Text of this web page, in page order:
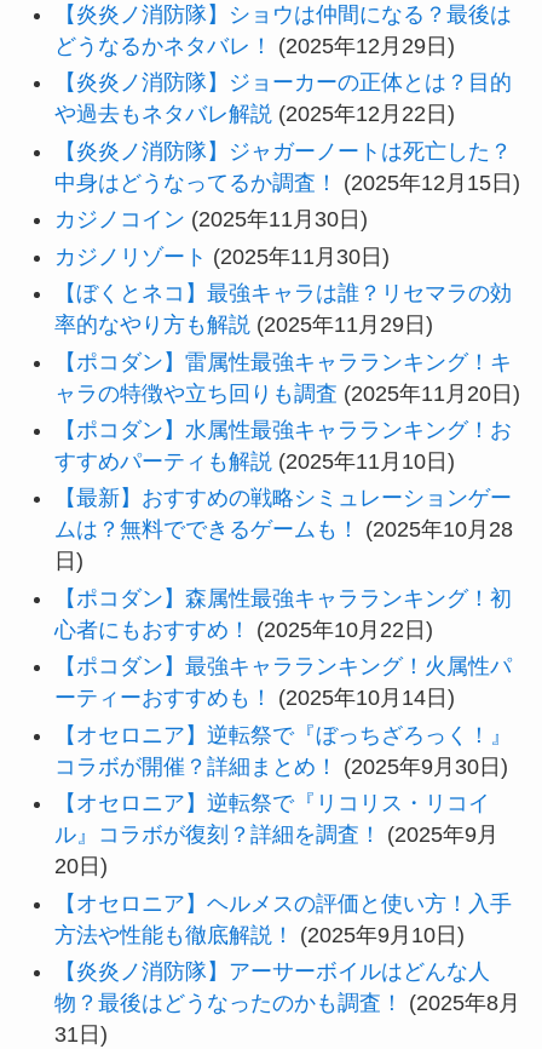
【炎炎ノ消防隊】ショウは仲間になる？最後は
どうなるかネタバレ！
(2025年12月29日)
【炎炎ノ消防隊】ジョーカーの正体とは？目的
や過去もネタバレ解説 (2025年12月22日)
【炎炎ノ消防隊】ジャガーノートは死亡した？
中身はどうなってるか調査！
(2025年12月15日)
カジノコイン (2025年11月30日)
カジノリゾート (2025年11月30日)
【ぼくとネコ】最強キャラは誰？リセマラの効
率的なやり方も解説 (2025年11月29日)
【ポコダン】雷属性最強キャラランキング！キ
ャラの特徴や立ち回りも調査 (2025年11月20日)
【ポコダン】水属性最強キャラランキング！お
すすめパーティも解説 (2025年11月10日)
【最新】おすすめの戦略シミュレーションゲー
ムは？無料でできるゲームも！
(2025年10月28
日)
【ポコダン】森属性最強キャラランキング！初
心者にもおすすめ！
(2025年10月22日)
【ポコダン】最強キャラランキング！火属性パ
ーティーおすすめも！
(2025年10月14日)
【オセロニア】逆転祭で『ぼっちざろっく！』
コラボが開催？詳細まとめ！
(2025年9月30日)
【オセロニア】逆転祭で『リコリス・リコイ
ル』コラボが復刻？詳細を調査！
(2025年9月
20日)
【オセロニア】ヘルメスの評価と使い方！入手
方法や性能も徹底解説！
(2025年9月10日)
【炎炎ノ消防隊】アーサーボイルはどんな人
物？最後はどうなったのかも調査！
(2025年8月
31日)